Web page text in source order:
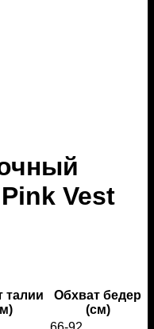
Vest
талии
Обхват бедер
(см)